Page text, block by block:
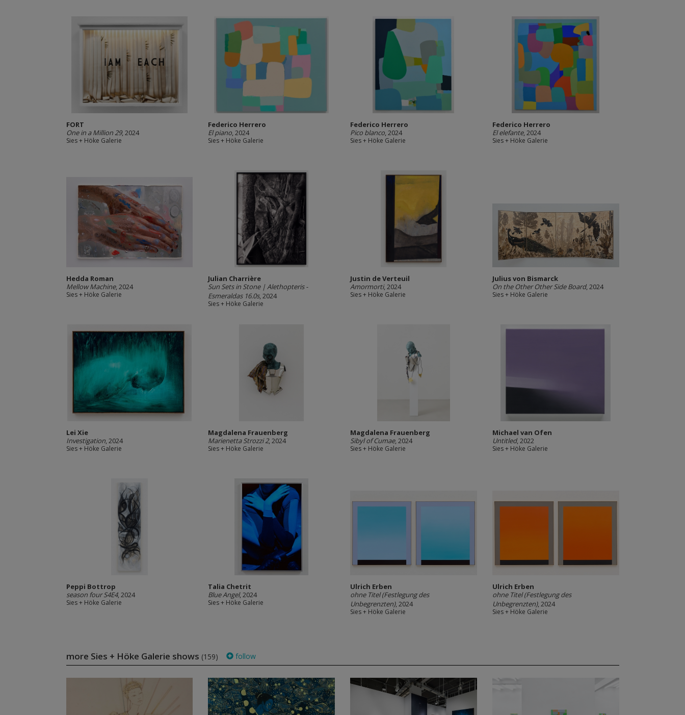
FORT
One in a Million 29, 2024
Sies + Höke Galerie
Federico Herrero
El piano, 2024
Sies + Höke Galerie
Federico Herrero
Pico blanco, 2024
Sies + Höke Galerie
Federico Herrero
El elefante, 2024
Sies + Höke Galerie
Hedda Roman
Mellow Machine, 2024
Sies + Höke Galerie
Julian Charrière
Sun Sets in Stone | Alethopteris -
Esmeraldas 16.0s, 2024
Sies + Höke Galerie
Justin de Verteuil
Amormorti, 2024
Sies + Höke Galerie
Julius von Bismarck
On the Other Other Side Board, 2024
Sies + Höke Galerie
Lei Xie
Investigation, 2024
Sies + Höke Galerie
Magdalena Frauenberg
Marienetta Strozzi 2, 2024
Sies + Höke Galerie
Magdalena Frauenberg
Sibyl of Cumae, 2024
Sies + Höke Galerie
Michael van Ofen
Untitled, 2022
Sies + Höke Galerie
Peppi Bottrop
season four S4E4, 2024
Sies + Höke Galerie
Talia Chetrit
Blue Angel, 2024
Sies + Höke Galerie
Ulrich Erben
ohne Titel (Festlegung des
Unbegrenzten), 2024
Sies + Höke Galerie
Ulrich Erben
ohne Titel (Festlegung des
Unbegrenzten), 2024
Sies + Höke Galerie
more Sies + Höke Galerie shows (159) follow